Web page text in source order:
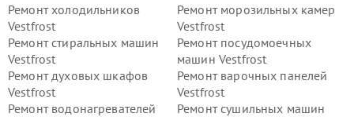
Ремонт холодильников
Vestfrost
Ремонт морозильных камер
Vestfrost
Ремонт стиральных машин
Vestfrost
Ремонт посудомоечных
машин Vestfrost
Ремонт духовых шкафов
Vestfrost
Ремонт варочных панелей
Vestfrost
Ремонт водонагревателей
Ремонт сушильных машин